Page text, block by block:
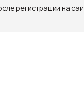
регистрации на